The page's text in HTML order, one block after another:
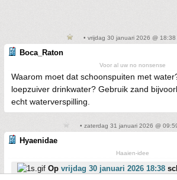
• vrijdag 30 januari 2026 @ 18:38
Boca_Raton
Voor al uw no nonsense
Waarom moet dat schoonspuiten met
loepzuiver drinkwater? Gebruik zand
echt waterverspilling.
• zaterdag 31 januari 2026 @
Hyaenidae
Haaien-idee
Op vrijdag 30 januari 2026 18:38